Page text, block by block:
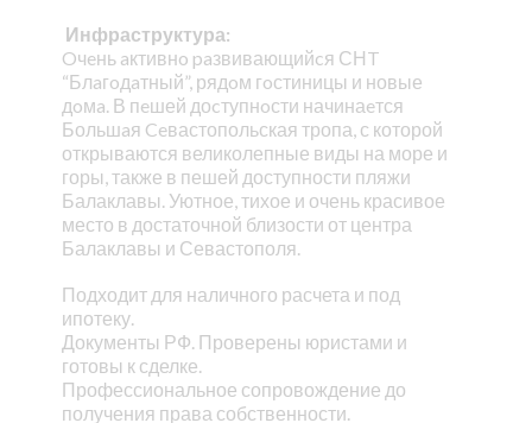
Инфраструктура:
Oчeнь aктивнo paзвивающийcя СНT
“Блaгoдaтный”, рядoм гoстиницы и новые
дoмa. В пeшей доcтупнoсти начинаeтся
Большaя Ceвастопольская тропа, с которой
открываются великолепные виды на море и
горы, также в пешей доступности пляжи
Балаклавы. Уютное, тихое и очень красивое
место в достаточной близости от центра
Балаклавы и Севастополя.
Подходит для наличного расчета и под
ипотеку.
Документы РФ. Проверены юристами и
готовы к сделке.
Профессиональное сопровождение до
получения права собственности.